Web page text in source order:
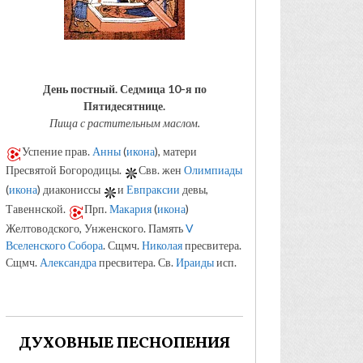
День постный.Седмица 10-я по
Пятидесятнице.
Пища с растительным маслом.
Успение прав. Анны(икона), матери
Пресвятой Богородицы.
Свв. жен Олимпиады
(икона) диакониссы и Евпраксии девы,
Тавеннской.
Прп.Макария(икона)
Желтоводского, Унженского. ПамятьV
Вселенского Собора. Сщмч.Николаяпресвитера.
Сщмч. Александрапресвитера. Св.Ираидыисп.
ДУХОВНЫЕ ПЕСНОПЕНИЯ